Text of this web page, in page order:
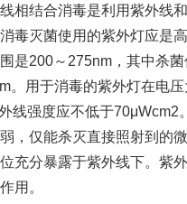
相结合消毒是利用紫外线
毒灭菌使用的紫外灯应是
是200～275nm，其中杀
。用于消毒的紫外灯在电
线强度应不低于70μWcm2
，仅能杀灭直接照射到的
充分暴露于紫外线下。紫
用。